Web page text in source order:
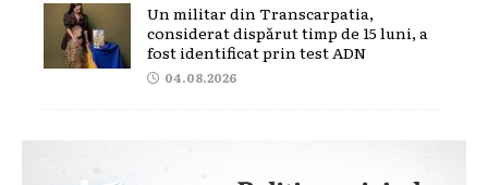
Un militar din Transcarpatia,
considerat dispărut timp de 15 luni, a
fost identificat prin test ADN
04.08.2026